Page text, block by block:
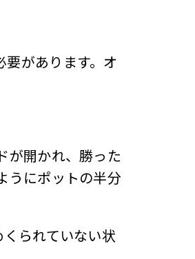
があります。オ
が開かれ、勝った
うにポットの半分
られていない状